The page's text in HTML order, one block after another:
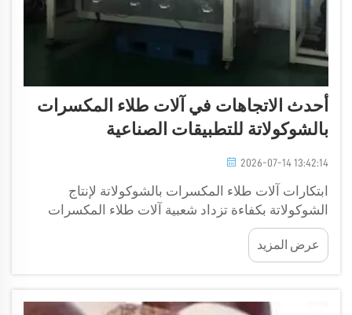
أحدث الاتجاهات في آلات طلاء المكسرات
بالشوكولاتة للتطبيقات الصناعية
2026-07-14 13:42:14
ابتكارات آلات طلاء المكسرات بالشوكولاتة لإنتاج
الشوكولاتة بكفاءة تزداد شعبية آلات طلاء المكسرات
بالشوكولاتة بشكل متزايد في صناعة الأغذية. وتساعد هذه
الآلات في طلاء المكسرات بالشوكولاتة اللذيذة بسرعة
وكفاءة، مما يجعل...
عرض المزيد